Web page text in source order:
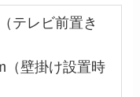
テレビ前置き
（壁掛け設置時